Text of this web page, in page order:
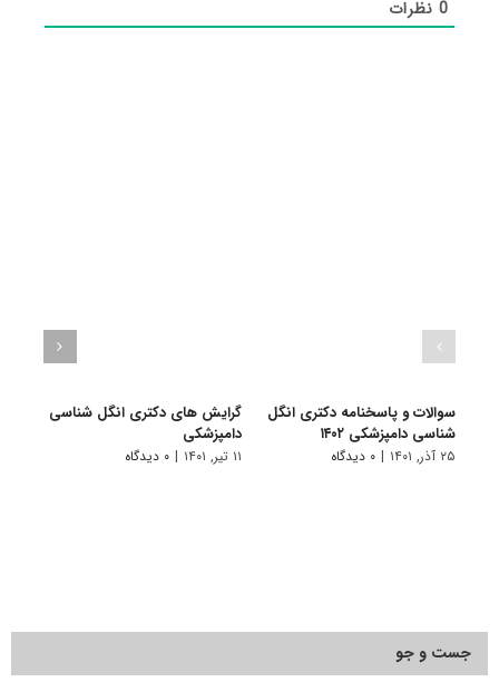
0نظرات
سوالات و پاسخنامه دکتری انگل
شناسی دامپزشکی ۱۴۰۲
۲۵ آذر, ۱۴۰۱ | ۰ دیدگاه
گرایش های دکتری انگل شناسی
دامپزشکی
۱۱ تیر, ۱۴۰۱ | ۰ دیدگاه
جست و جو